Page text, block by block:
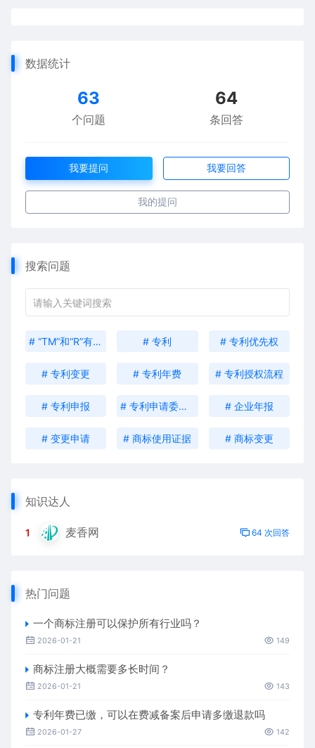
数据统计
63
个问题
64
条回答
我要提问 我要回答
我的提问
搜索问题
# “TM”和“R”有什么区别？ # 专利 # 专利优先权
# 专利变更 # 专利年费 # 专利授权流程
# 专利申报 # 专利申请委托书 # 企业年报
# 变更申请 # 商标使用证据 # 商标变更
知识达人
1 麦香网 64 次回答
热门问题
一个商标注册可以保护所有行业吗？
2026-01-21 149
商标注册大概需要多长时间？
2026-01-21 143
专利年费已缴，可以在费减备案后申请多缴退款吗
2026-01-27 142